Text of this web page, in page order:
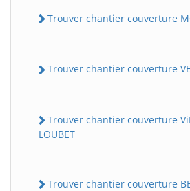
Trouver chantier couverture
Trouver chantier couverture
Trouver chantier couverture
LOUBET
Trouver chantier couverture